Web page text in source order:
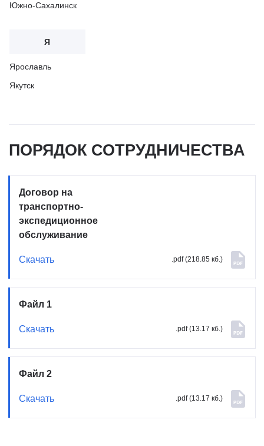
Южно-Сахалинск
Я
Ярославль
Якутск
ПОРЯДОК СОТРУДНИЧЕСТВА
Договор на
транспортно-
экспедиционное
обслуживание
Скачать .pdf (218.85 кб.)
Файл 1
Скачать .pdf (13.17 кб.)
Файл 2
Скачать .pdf (13.17 кб.)